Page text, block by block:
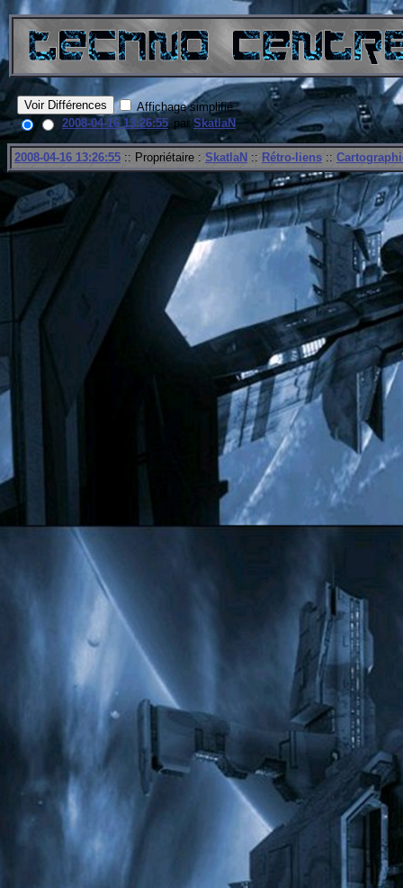
Affichage simplifié
2008-04-16 13:26:55 par SkatlaN
2008-04-16 13:26:55 :: Propriétaire : SkatlaN :: Rétro-liens ::